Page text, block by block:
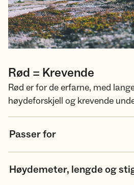
Rød = Krevende
Rød er for de erfarne, med
høydeforskjell og krevende
Passer for
Høydemeter, lengde og